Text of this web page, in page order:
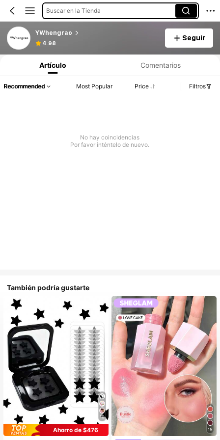
Buscar en la Tienda
YWhengrao
4.98
Seguir
Artículo Comentarios
Recommended Most Popular Price Filtros
No hay coincidencias
Por favor inténtelo de nuevo.
También podría gustarte
10
Ahorro de $476
15